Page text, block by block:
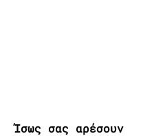
Ίσως σας αρέσουν